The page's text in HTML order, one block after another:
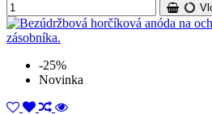
-25%
Novinka